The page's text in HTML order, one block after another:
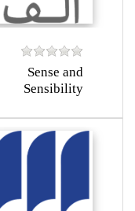
Sense and
Sensibility